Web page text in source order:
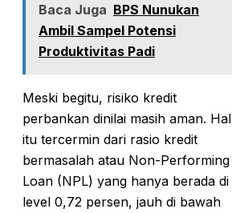
Baca Juga BPS Nunukan
Ambil Sampel Potensi
Produktivitas Padi
Meski begitu, risiko kredit
perbankan dinilai masih aman. Hal
itu tercermin dari rasio kredit
bermasalah atau Non-Performing
Loan (NPL) yang hanya berada di
level 0,72 persen, jauh di bawah